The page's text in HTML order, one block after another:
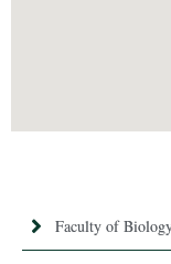
Faculty of